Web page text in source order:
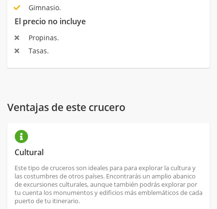
Gimnasio.
El precio no incluye
Propinas.
Tasas.
Ventajas de este crucero
Cultural
Este tipo de cruceros son ideales para para explorar la cultura y
las costumbres de otros países. Encontrarás un amplio abanico
de excursiones culturales, aunque también podrás explorar por
tu cuenta los monumentos y edificios más emblemáticos de cada
puerto de tu itinerario.